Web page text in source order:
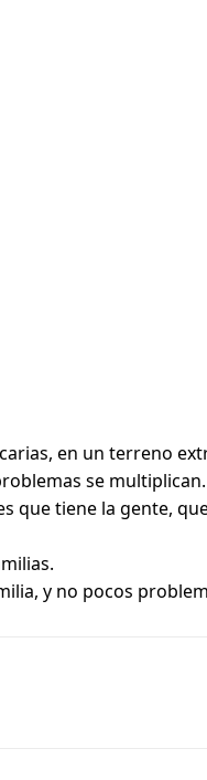
en un terreno
se multiplican.
que tiene la gente,
y no pocos